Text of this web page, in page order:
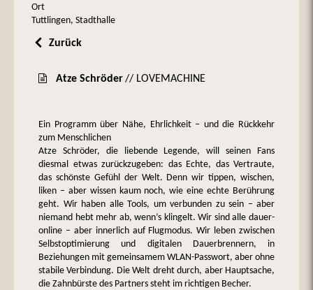
Ort
Tuttlingen, Stadthalle
Zurück
Atze Schröder// LOVEMACHINE
Ein Programm über Nähe, Ehrlichkeit – und die Rückkehr
zum Menschlichen
Atze Schröder, die liebende Legende, will seinen Fans
diesmal etwas zurückzugeben: das Echte, das Vertraute,
das schönste Gefühl der Welt. Denn wir tippen, wischen,
liken – aber wissen kaum noch, wie eine echte Berührung
geht. Wir haben alle Tools, um verbunden zu sein – aber
niemand hebt mehr ab, wenn’s klingelt. Wir sind alle dauer-
online – aber innerlich auf Flugmodus. Wir leben zwischen
Selbstoptimierung und digitalen Dauerbrennern, in
Beziehungen mit gemeinsamem WLAN-Passwort, aber ohne
stabile Verbindung. Die Welt dreht durch, aber Hauptsache,
die Zahnbürste des Partners steht im richtigen Becher.